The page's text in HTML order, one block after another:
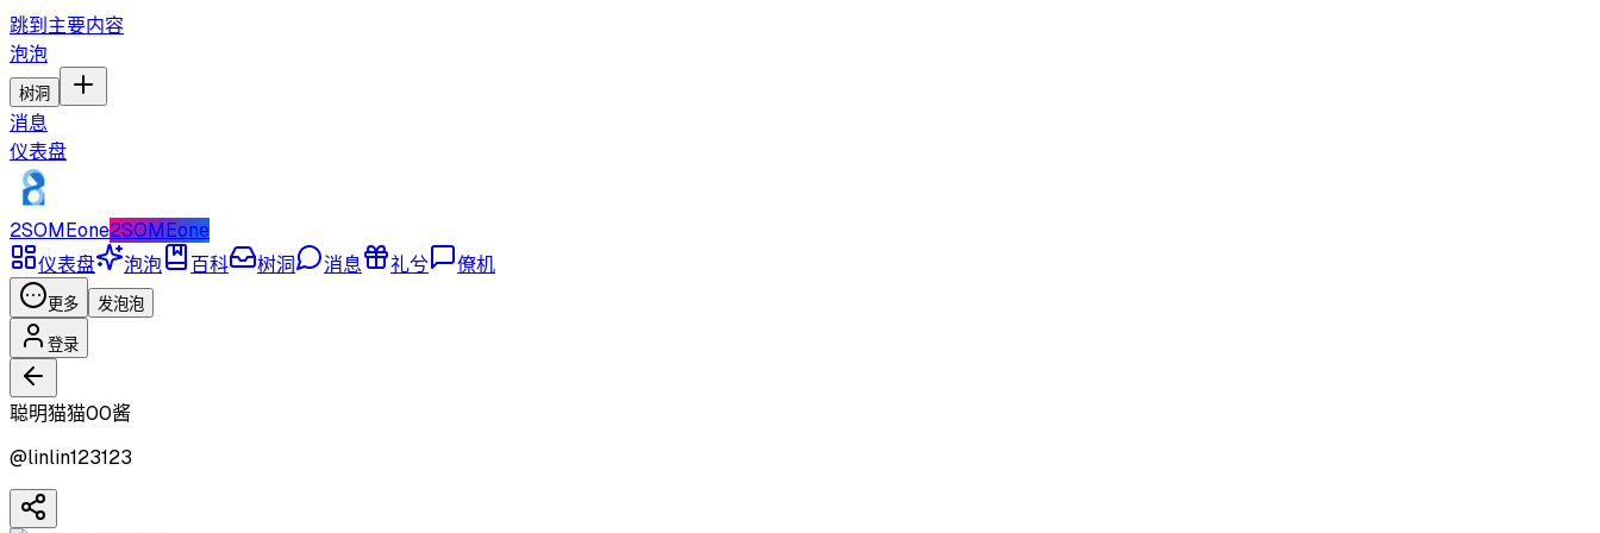
跳到主要内容
泡泡
树洞
消息
仪表盘
2SOMEone2SOMEone
仪表盘
泡泡 百科 树洞 消息 礼兮 僚机
更多 发泡泡
登录
聪明猫猫00酱
@linlin123123